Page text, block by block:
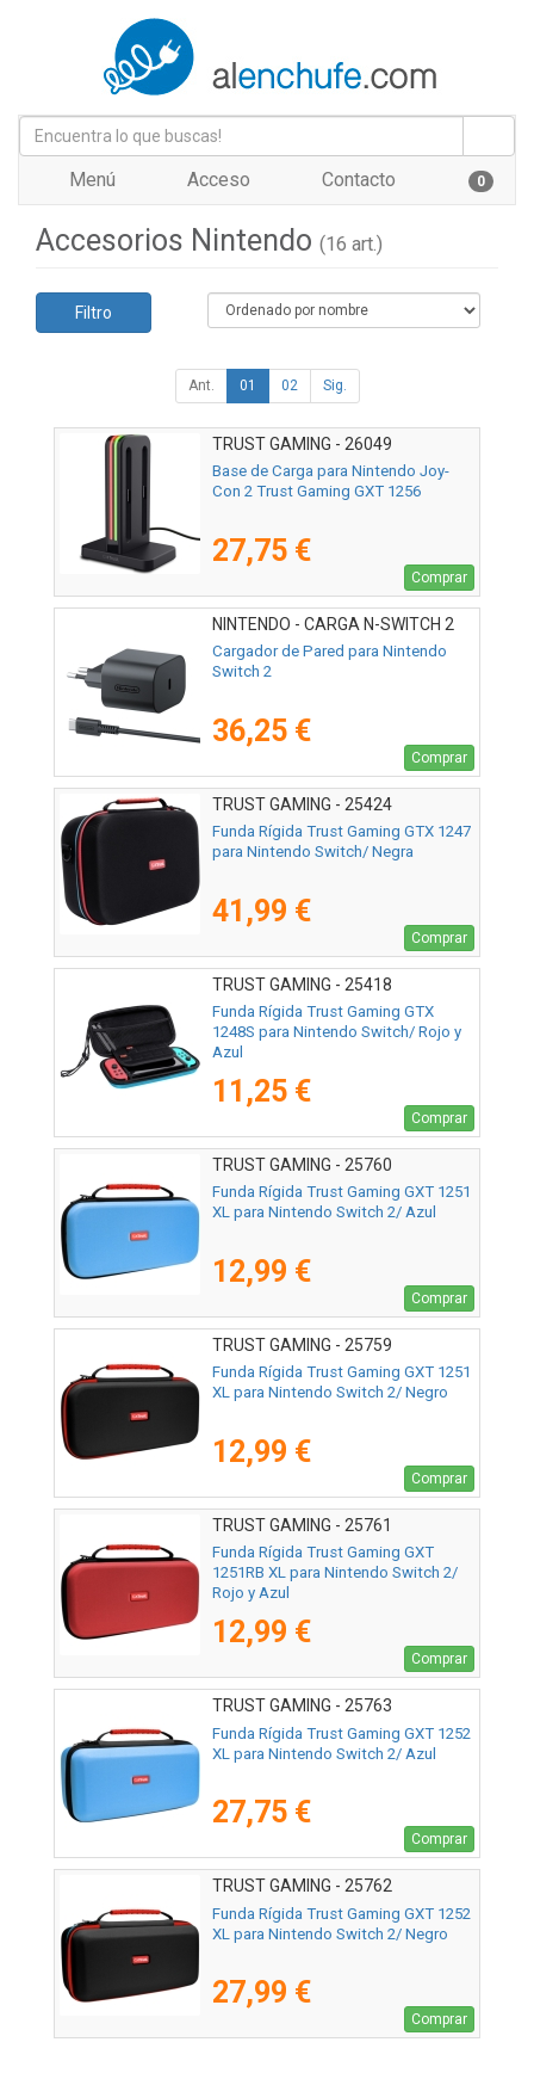
Menú Acceso Contacto 0
Accesorios Nintendo (16 art.)
Filtro
Ant. 01 02 Sig.
TRUST GAMING - 26049
Base de Carga para Nintendo Joy-
Con 2 Trust Gaming GXT 1256
27,75 €
Comprar
NINTENDO - CARGA N-SWITCH 2
Cargador de Pared para Nintendo
Switch 2
36,25 €
Comprar
TRUST GAMING - 25424
Funda Rígida Trust Gaming GTX 1247
para Nintendo Switch/ Negra
41,99 €
Comprar
TRUST GAMING - 25418
Funda Rígida Trust Gaming GTX
1248S para Nintendo Switch/ Rojo y
Azul
11,25 €
Comprar
TRUST GAMING - 25760
Funda Rígida Trust Gaming GXT 1251
XL para Nintendo Switch 2/ Azul
12,99 €
Comprar
TRUST GAMING - 25759
Funda Rígida Trust Gaming GXT 1251
XL para Nintendo Switch 2/ Negro
12,99 €
Comprar
TRUST GAMING - 25761
Funda Rígida Trust Gaming GXT
1251RB XL para Nintendo Switch 2/
Rojo y Azul
12,99 €
Comprar
TRUST GAMING - 25763
Funda Rígida Trust Gaming GXT 1252
XL para Nintendo Switch 2/ Azul
27,75 €
Comprar
TRUST GAMING - 25762
Funda Rígida Trust Gaming GXT 1252
XL para Nintendo Switch 2/ Negro
27,99 €
Comprar